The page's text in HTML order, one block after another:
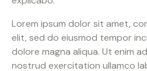
Lorem ipsum dolor sit amet,
elit, sed do eiusmod tempor
dolore magna aliqua. Ut enim
nostrud exercitation ullamco